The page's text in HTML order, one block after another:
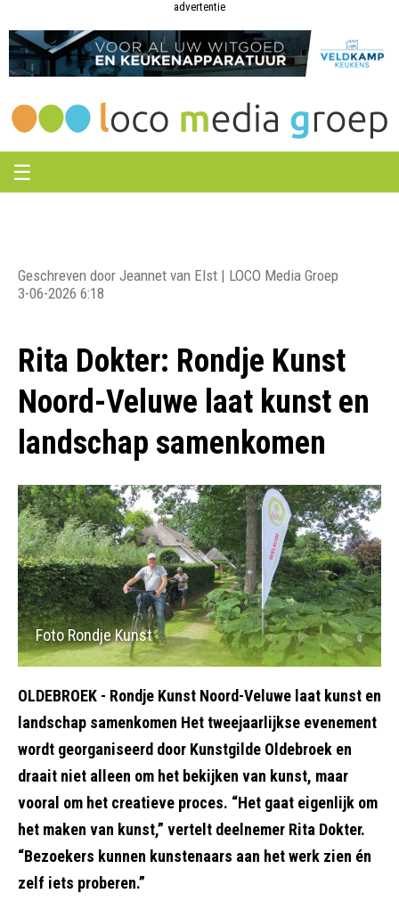
Groep
Groep
advertentie
☰
Geschreven door Jeannet van Elst | LOCO Media Groep
3-06-2026 6:18
Rita Dokter: Rondje Kunst
Noord-Veluwe laat kunst en
landschap samenkomen
Foto Rondje Kunst
OLDEBROEK - Rondje Kunst Noord-Veluwe laat kunst en
landschap samenkomen Het tweejaarlijkse evenement
wordt georganiseerd door Kunstgilde Oldebroek en
draait niet alleen om het bekijken van kunst, maar
vooral om het creatieve proces. “Het gaat eigenlijk om
het maken van kunst,” vertelt deelnemer Rita Dokter.
“Bezoekers kunnen kunstenaars aan het werk zien én
zelf iets proberen.”